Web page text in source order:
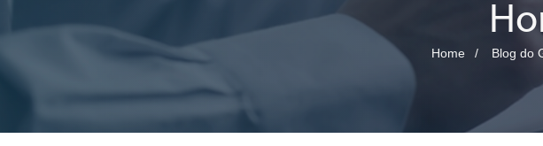
Home Blog do